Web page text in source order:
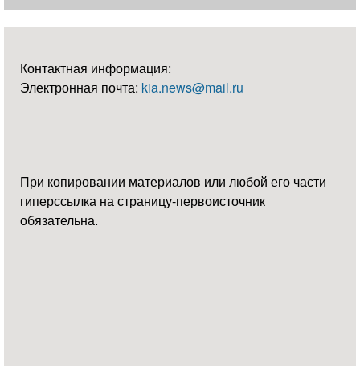
Контактная информация:
Электронная почта: kia.news@mail.ru
При копировании материалов или любой его части
гиперссылка на страницу-первоисточник
обязательна.